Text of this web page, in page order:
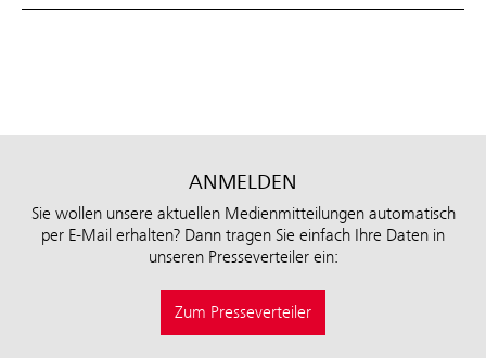
ANMELDEN
Sie wollen unsere aktuellen Medienmitteilungen automatisch
per E-Mail erhalten? Dann tragen Sie einfach Ihre Daten in
unseren Presseverteiler ein:
Zum Presseverteiler